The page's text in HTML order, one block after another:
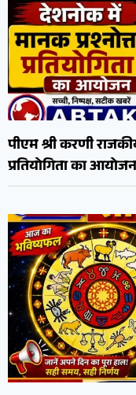
पीएम श्री करणी
प्रतियोगिता का आयोजन